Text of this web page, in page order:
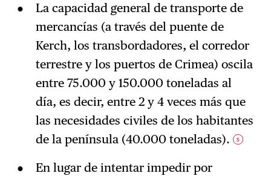
La capacidad general de transporte de
mercancías (a través del puente de
Kerch, los transbordadores, el corredor
terrestre y los puertos de Crimea) oscila
entre 75.000 y 150.000 toneladas al
día, es decir, entre 2 y 4 veces más que
las necesidades civiles de los habitantes
de la península (40.000 toneladas).
5
En lugar de intentar impedir por